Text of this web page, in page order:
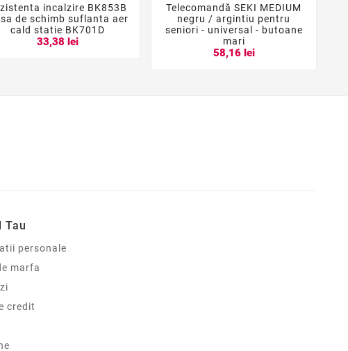
  
incalzire BK853B
de schimb suflanta aer
cald statie BK701D
33,38 lei
  
Telecomandă SEKI MEDIUM
negru / argintiu pentru
seniori - universal - butoane
mari
58,16 lei
Tau
personale
marfa
credit